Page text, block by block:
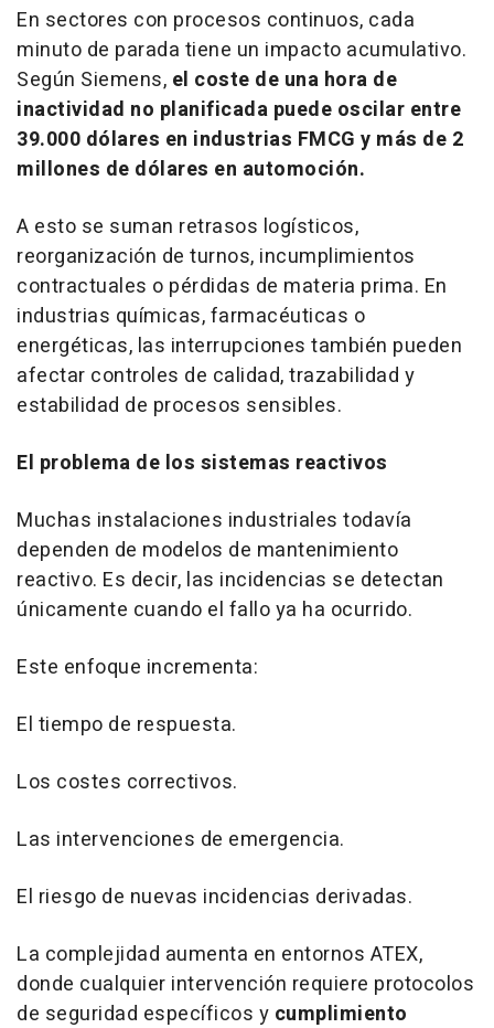
En sectores con procesos continuos, cada
minuto de parada tiene un impacto acumulativo.
Según Siemens, el coste de una hora de
inactividad no planificada puede oscilar entre
39.000 dólares en industrias FMCG y más de 2
millones de dólares en automoción.
A esto se suman retrasos logísticos,
reorganización de turnos, incumplimientos
contractuales o pérdidas de materia prima. En
industrias químicas, farmacéuticas o
energéticas, las interrupciones también pueden
afectar controles de calidad, trazabilidad y
estabilidad de procesos sensibles.
El problema de los sistemas reactivos
Muchas instalaciones industriales todavía
dependen de modelos de mantenimiento
reactivo. Es decir, las incidencias se detectan
únicamente cuando el fallo ya ha ocurrido.
Este enfoque incrementa:
El tiempo de respuesta.
Los costes correctivos.
Las intervenciones de emergencia.
El riesgo de nuevas incidencias derivadas.
La complejidad aumenta en entornos ATEX,
donde cualquier intervención requiere protocolos
de seguridad específicos y cumplimiento